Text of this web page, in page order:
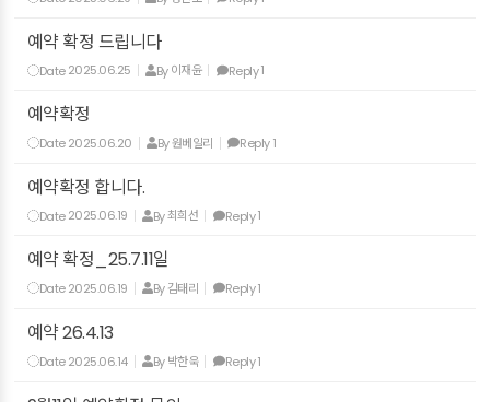
예약 확정 드립니다
Date 2025.06.25 By이재윤 Reply1
예약확정
Date 2025.06.20 By원베일리 Reply1
예약확정 합니다.
Date 2025.06.19 By최희선 Reply1
예약 확정_25.7.11일
Date 2025.06.19 By김태리 Reply1
예약 26.4.13
Date 2025.06.14 By박한욱 Reply1